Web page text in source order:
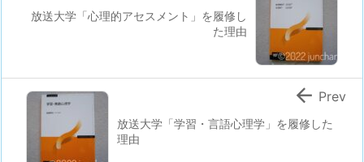
放送大学「心理的アセスメント」を履修し
た理由
放送大学「学習・言語心理学」を履修した
理由
 Prev